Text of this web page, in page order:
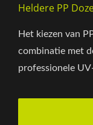
Heldere PP
Het kiezen van
combinatie met
professionele